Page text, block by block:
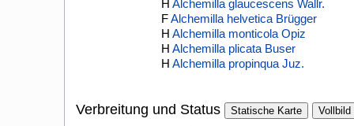
H Alchemilla glaucescens Wallr.
FAlchemilla helvetica Brügger
H Alchemilla monticola Opiz
H Alchemilla plicata Buser
H Alchemilla propinqua Juz.
Verbreitung und Status Statische Karte Vollbild